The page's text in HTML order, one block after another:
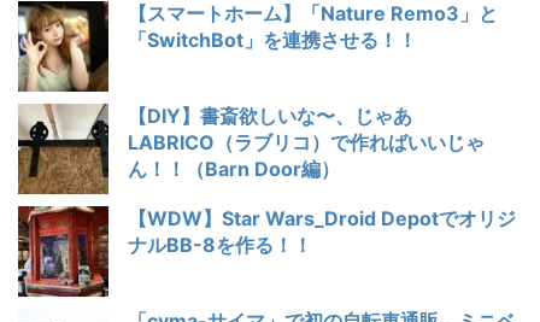
【スマートホーム】「Nature Remo3」と
「SwitchBot」を連携させる！！
【DIY】書斎欲しいな〜、じゃあ
LABRICO（ラブリコ）で作ればいいじゃ
ん！！（Barn Door編）
【WDW】Star Wars_Droid Depotでオリジ
ナルBB-8を作る！！